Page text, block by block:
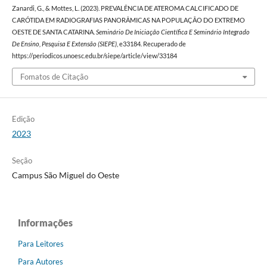
Zanardi, G., & Mottes, L. (2023). PREVALÊNCIA DE ATEROMA CALCIFICADO DE
CARÓTIDA EM RADIOGRAFIAS PANORÂMICAS NA POPULAÇÃO DO EXTREMO
OESTE DE SANTA CATARINA. Seminário De Iniciação Científica E Seminário Integrado
De Ensino, Pesquisa E Extensão (SIEPE), e33184. Recuperado de
https://periodicos.unoesc.edu.br/siepe/article/view/33184
Fomatos de Citação
Edição
2023
Seção
Campus São Miguel do Oeste
Informações
Para Leitores
Para Autores